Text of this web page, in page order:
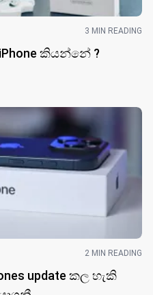
3 MIN READING
කියන්නේ ?
2 MIN READING
update කල හැකි